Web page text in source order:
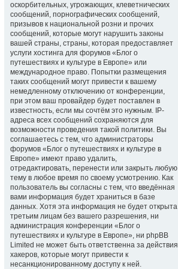
оскорбительных, угрожающих, клеветнических
сообщений, порнографических сообщений,
призывов к национальной розни и прочих
сообщений, которые могут нарушить законы
вашей страны, страны, которая предоставляет
услуги хостинга для форумов «Блог о
путешествиях и культуре в Европе» или
международное право. Попытки размещения
таких сообщений могут привести к вашему
немедленному отключению от конференции,
при этом ваш провайдер будет поставлен в
известность, если мы сочтём это нужным. IP-
адреса всех сообщений сохраняются для
возможности проведения такой политики. Вы
соглашаетесь с тем, что администраторы
форумов «Блог о путешествиях и культуре в
Европе» имеют право удалить,
отредактировать, перенести или закрыть любую
тему в любое время по своему усмотрению. Как
пользователь вы согласны с тем, что введённая
вами информация будет храниться в базе
данных. Хотя эта информация не будет открыта
третьим лицам без вашего разрешения, ни
администрация конференции «Блог о
путешествиях и культуре в Европе», ни phpBB
Limited не может быть ответственна за действия
хакеров, которые могут привести к
несанкционированному доступу к ней.